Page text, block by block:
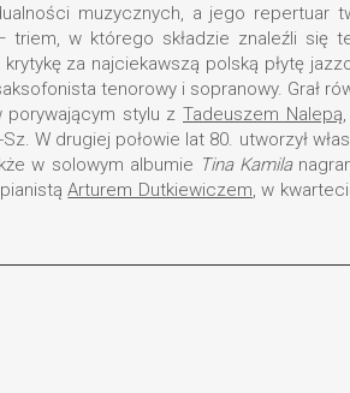
muzycznych, a jego repertuar
triem, w którego składzie znaleźli się
za najciekawszą polską płytę
tenorowy i sopranowy. Grał
porywającym stylu z Tadeuszem Nalepą,
W drugiej połowie lat 80. utworzył
w solowym albumie Tina Kamila
Arturem Dutkiewiczem, w